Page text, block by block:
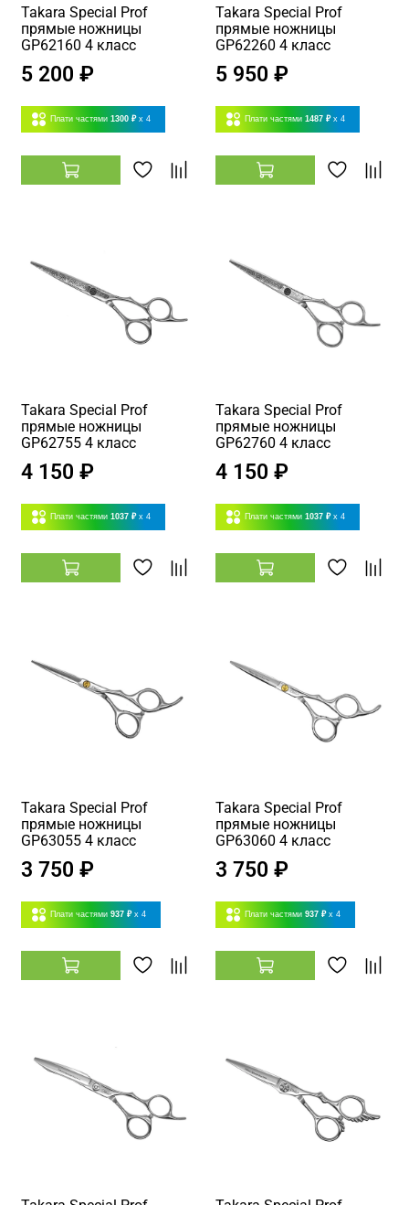
Takara Special Prof
прямые ножницы
GP62160 4 класс
5 200 ₽
Плати частями 1300 ₽ x 4
Takara Special Prof
прямые ножницы
GP62260 4 класс
5 950 ₽
Плати частями 1487 ₽ x 4
Takara Special Prof
прямые ножницы
GP62755 4 класс
4 150 ₽
Плати частями 1037 ₽ x 4
Takara Special Prof
прямые ножницы
GP62760 4 класс
4 150 ₽
Плати частями 1037 ₽ x 4
Takara Special Prof
прямые ножницы
GP63055 4 класс
3 750 ₽
Плати частями 937 ₽ x 4
Takara Special Prof
прямые ножницы
GP63060 4 класс
3 750 ₽
Плати частями 937 ₽ x 4